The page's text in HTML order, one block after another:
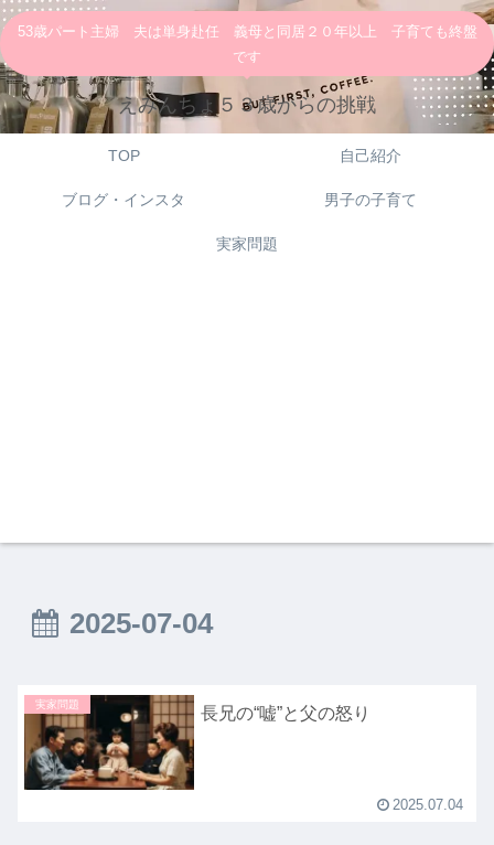
53歳パート主婦 夫は単身赴任 義母と同居２０年以上 子育ても終盤
です
えみんちょ５３歳からの挑戦
TOP 自己紹介
ブログ・インスタ 男子の子育て
実家問題
2025-07-04
実家問題 長兄の“嘘”と父の怒り
2025.07.04